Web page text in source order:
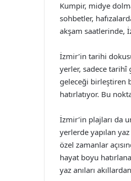
Kumpir, midye
sohbetler,
akşam saatlerinde,
İzmir’in tarihi
yerler, sadece tarihî
geleceği birleştiren
hatırlatıyor. Bu
İzmir’in plajları da
yerlerde yapılan
özel zamanlar
hayat boyu
yaz anıları